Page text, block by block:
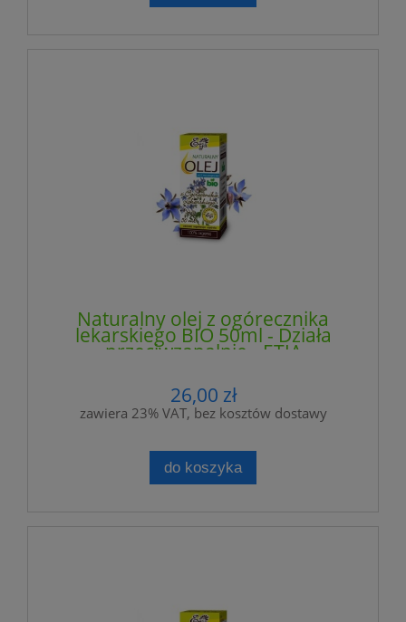
Naturalny olej z ogórecznika
lekarskiego BIO 50ml - Działa
przeciwzapalnie - ETJA
26,00 zł
zawiera 23% VAT, bez kosztów dostawy
do koszyka